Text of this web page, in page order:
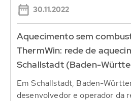
30.11.2022
Aquecimento sem
ThermWin: rede de
Schallstadt (Baden-
Em Schallstadt, Baden-
desenvolvedor e operador da